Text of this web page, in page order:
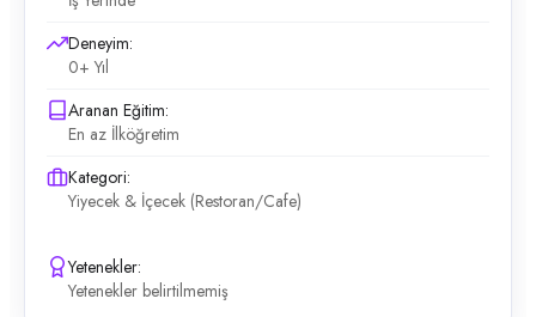
Deneyim:
0+ Yıl
Aranan Eğitim:
En az İlköğretim
Kategori:
Yiyecek & İçecek (Restoran/Cafe)
Yetenekler:
Yetenekler belirtilmemiş